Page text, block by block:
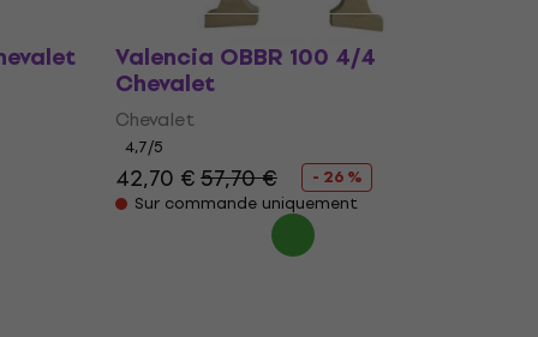
Valencia OBBR 100 4/4
Chevalet
Chevalet
4,7/5
42,70 €57,70 €
- 26 %
Sur commande uniquement